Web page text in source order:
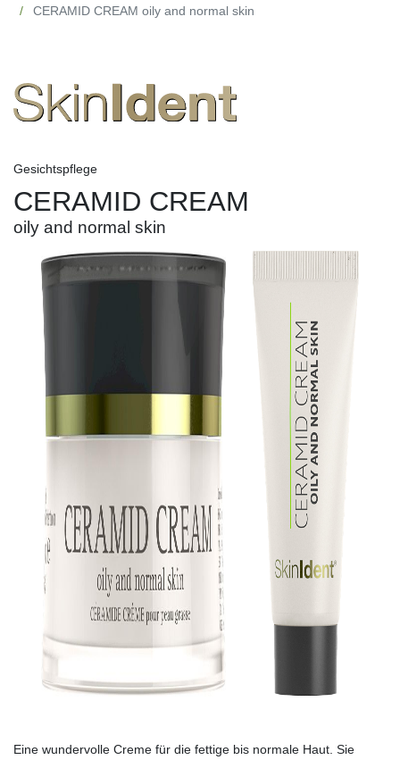
CERAMID CREAM oily and normal skin
Gesichtspflege
CERAMID CREAM
oily and normal skin
Eine wundervolle Creme für die fettige bis normale Haut. Sie